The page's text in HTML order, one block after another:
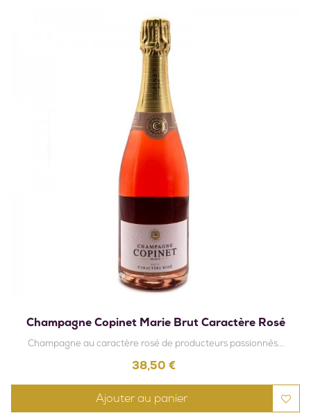
Champagne Copinet Marie Brut Caractère Rosé
Champagne au caractère rosé de producteurs passionnés...
Prix
38,50 €
Ajouter au panier